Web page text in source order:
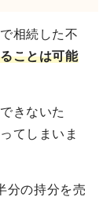
相続した不
ことは可能
きないた
てしまいま
分の持分を売